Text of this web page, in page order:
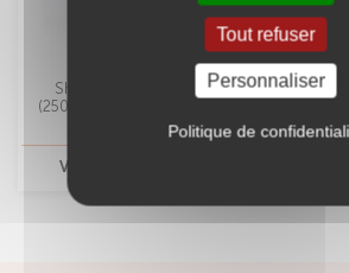
Shampoing Cap'Hydra
(250ml & 1000ml) - Capi'up
- Cosmos Organic
VOIR CE PRODUIT
Tout refuser
Personnaliser
Politique de